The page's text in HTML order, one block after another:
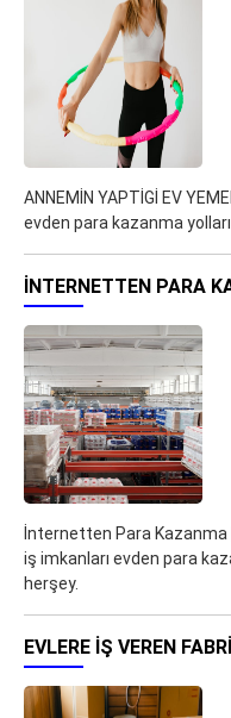
ANNEMİN YAPTİGİ EV
evden para kazanma
İNTERNETTEN PARA
İnternetten Para Kazanma
iş imkanları evden para
herşey.
EVLERE İŞ VEREN